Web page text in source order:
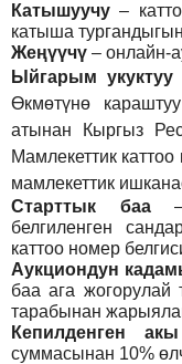
Катышуучу –
катыша
Жеңүүчү – онлайн-
Ыйгарым укуктуу
Өкмөтүнө
атынан Кыргыз
Мамлекеттик
мамлекеттик
Старттык баа
белгиленген
каттоо номер
Аукциондун
баа ага
тарабынан
Кепилденген
суммасынан 10%